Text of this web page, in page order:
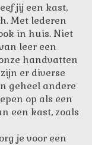
jij een kast,
Met lederen
in huis. Niet
leer een
handvatten
er diverse
geheel andere
op als een
een kast, zoals
je voor een